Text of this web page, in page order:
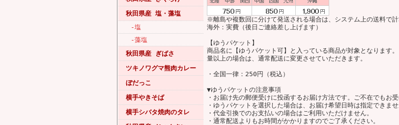
秋田県産 塩・藻塩
-塩
-藻塩
秋田県産 ぎばさ
ツキノワグマ熊肉カレー
ぼだっこ
横手やきそば
横手シバタ焼肉のタレ
※離島や複数回に分けて発送される場合は、システム上の送料で
海外：実費（後日ご連絡差し上げます）
【ゆうパケット】
商品名に【ゆうパケット可】と入っている商品が対象となります
量以上の場合は、通常配送に変更させていただきます。
・全国一律：250円（税込）
▼ゆうパケットの注意事項
・お届け先の郵便受けに投函するお届け方法です。ご不在でもお
・ゆうパケットを選択した場合は、お届け希望日時は指定できませ
・代金引換でのお支払いの場合はご利用いただけません。
・通常配送よりもお時間がかかりますのでご了承ください。